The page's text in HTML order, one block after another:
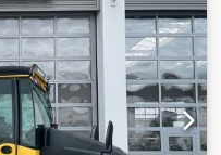
Se desejar,
ou financiamento.
em ajudá-lo. Mais
em nosso site. Salvo
Tzmefx Akwsf Aluguel
em contato com